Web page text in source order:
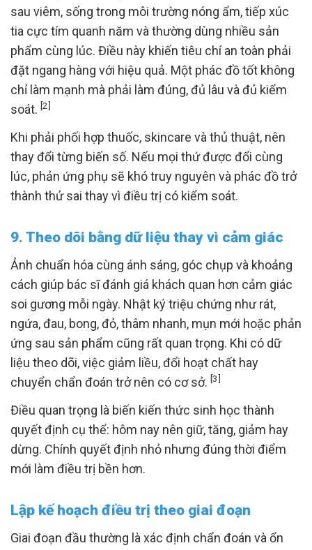
sau viêm, sống trong môi trường nóng ẩm, tiếp xúc
tia cực tím quanh năm và thường dùng nhiều sản
phẩm cùng lúc. Điều này khiến tiêu chí an toàn phải
đặt ngang hàng với hiệu quả. Một phác đồ tốt không
chỉ làm mạnh mà phải làm đúng, đủ lâu và đủ kiểm
soát. [2]
Khi phải phối hợp thuốc, skincare và thủ thuật, nên
thay đổi từng biến số. Nếu mọi thứ được đổi cùng
lúc, phản ứng phụ sẽ khó truy nguyên và phác đồ trở
thành thử sai thay vì điều trị có kiểm soát.
9. Theo dõi bằng dữ liệu thay vì cảm giác
Ảnh chuẩn hóa cùng ánh sáng, góc chụp và khoảng
cách giúp bác sĩ đánh giá khách quan hơn cảm giác
soi gương mỗi ngày. Nhật ký triệu chứng như rát,
ngứa, đau, bong, đỏ, thâm nhanh, mụn mới hoặc phản
ứng sau sản phẩm cũng rất quan trọng. Khi có dữ
liệu theo dõi, việc giảm liều, đổi hoạt chất hay
chuyển chẩn đoán trở nên có cơ sở. [3]
Điều quan trọng là biến kiến thức sinh học thành
quyết định cụ thể: hôm nay nên giữ, tăng, giảm hay
dừng. Chính quyết định nhỏ nhưng đúng thời điểm
mới làm điều trị bền hơn.
Lập kế hoạch điều trị theo giai đoạn
Giai đoạn đầu thường là xác định chẩn đoán và ổn